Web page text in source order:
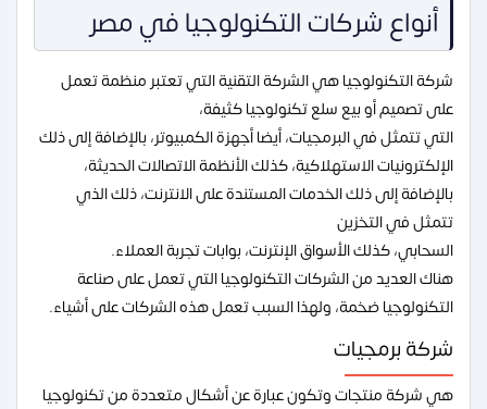
أنواع شركات التكنولوجيا في مصر
شركة التكنولوجيا هي الشركة التقنية التي تعتبر منظمة تعمل
على تصميم أو بيع سلع تكنولوجيا كثيفة،
التي تتمثل في البرمجيات، أيضا أجهزة الكمبيوتر، بالإضافة إلى ذلك
الإلكترونيات الاستهلاكية، كذلك الأنظمة الاتصالات الحديثة،
بالإضافة إلى ذلك الخدمات المستندة على الانترنت، ذلك الذي
تتمثل في التخزين
السحابي، كذلك الأسواق الإنترنت، بوابات تجربة العملاء.
هناك العديد من الشركات التكنولوجيا التي تعمل على صناعة
التكنولوجيا ضخمة، ولهذا السبب تعمل هذه الشركات على أشياء.
شركة برمجيات
هي شركة منتجات وتكون عبارة عن أشكال متعددة من تكنولوجيا